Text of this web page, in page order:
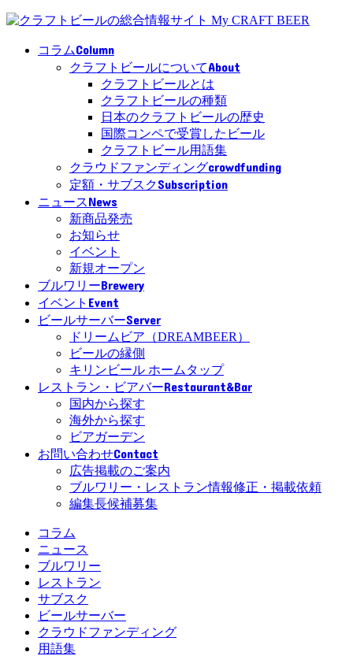
コラムColumn
クラフトビールについてAbout
クラフトビールとは
クラフトビールの種類
日本のクラフトビールの歴史
国際コンペで受賞したビール
クラフトビール用語集
クラウドファンディングcrowdfunding
定額・サブスクSubscription
ニュースNews
新商品発売
お知らせ
イベント
新規オープン
ブルワリーBrewery
イベント Event
ビールサーバーServer
ドリームビア（DREAMBEER）
ビールの縁側
キリンビール ホームタップ
レストラン・ビアバーRestaurant&Bar
国内から探す
海外から探す
ビアガーデン
お問い合わせContact
広告掲載のご案内
ブルワリー・レストラン情報修正・掲載依頼
編集長候補募集
コラム
ニュース
ブルワリー
レストラン
サブスク
ビールサーバー
クラウドファンディング
用語集